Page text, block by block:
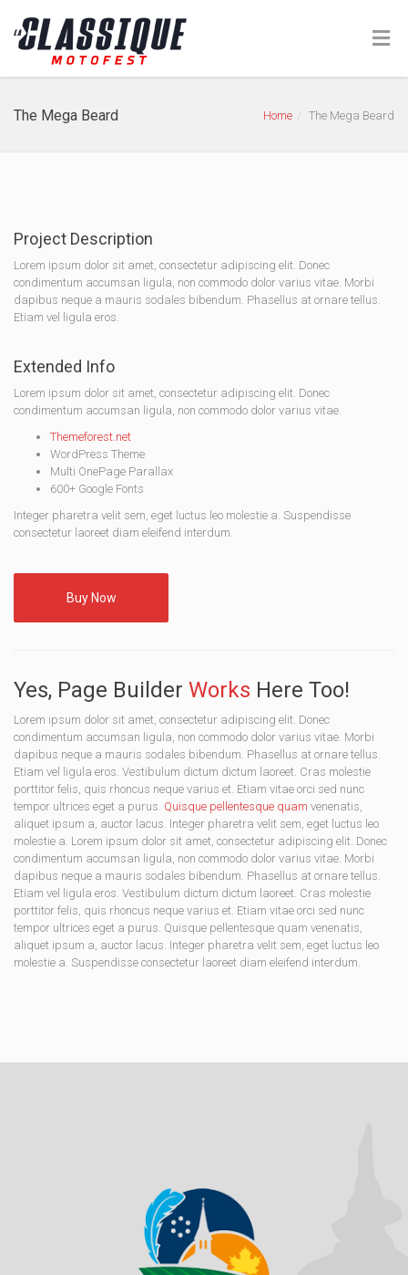
The Mega Beard Home The Mega Beard
Project Description
Lorem ipsum dolor sit amet, consectetur adipiscing elit. Donec
condimentum accumsan ligula, non commodo dolor varius vitae. Morbi
dapibus neque a mauris sodales bibendum. Phasellus at ornare tellus.
Etiam vel ligula eros.
Extended Info
Lorem ipsum dolor sit amet, consectetur adipiscing elit. Donec
condimentum accumsan ligula, non commodo dolor varius vitae.
Themeforest.net
WordPress Theme
Multi OnePage Parallax
600+ Google Fonts
Integer pharetra velit sem, eget luctus leo molestie a. Suspendisse
consectetur laoreet diam eleifend interdum.
Buy Now
Yes, Page Builder Works Here Too!
Lorem ipsum dolor sit amet, consectetur adipiscing elit. Donec
condimentum accumsan ligula, non commodo dolor varius vitae. Morbi
dapibus neque a mauris sodales bibendum. Phasellus at ornare tellus.
Etiam vel ligula eros. Vestibulum dictum dictum laoreet. Cras molestie
porttitor felis, quis rhoncus neque varius et. Etiam vitae orci sed nunc
tempor ultrices eget a purus. Quisque pellentesque quam venenatis,
aliquet ipsum a, auctor lacus. Integer pharetra velit sem, eget luctus leo
molestie a. Lorem ipsum dolor sit amet, consectetur adipiscing elit. Donec
condimentum accumsan ligula, non commodo dolor varius vitae. Morbi
dapibus neque a mauris sodales bibendum. Phasellus at ornare tellus.
Etiam vel ligula eros. Vestibulum dictum dictum laoreet. Cras molestie
porttitor felis, quis rhoncus neque varius et. Etiam vitae orci sed nunc
tempor ultrices eget a purus. Quisque pellentesque quam venenatis,
aliquet ipsum a, auctor lacus. Integer pharetra velit sem, eget luctus leo
molestie a. Suspendisse consectetur laoreet diam eleifend interdum.